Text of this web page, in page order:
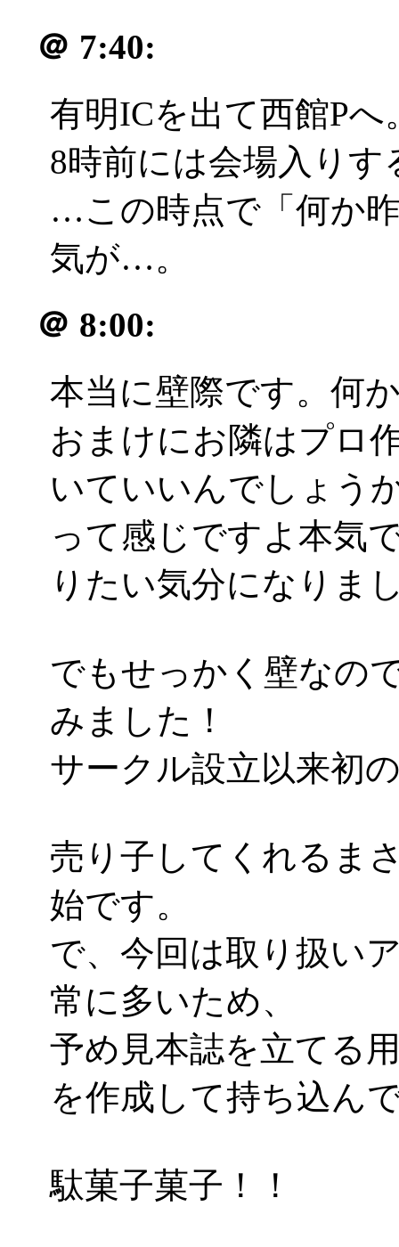
＠ 7:40:
有明ICを出て西館Pへ
8時前には会場入り
…この時点で「何か
気が…。
＠ 8:00:
本当に壁際です。何
おまけにお隣はプロ
いていいんでしょう
って感じですよ本気
りたい気分になりま
でもせっかく壁なの
みました！
サークル設立以来初
売り子してくれるま
始です。
で、今回は取り扱い
常に多いため、
予め見本誌を立てる
を作成して持ち込ん
駄菓子菓子！！